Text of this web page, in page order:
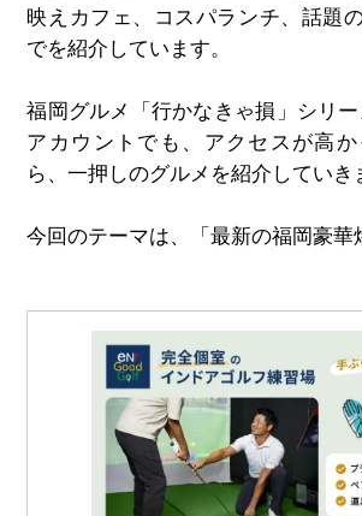
映えカフェ、コスパランチ、話題
でを紹介しています。
福岡グルメ「行かなきゃ損」シリ
アカウントでも、アクセスが高
ら、一押しのグルメを紹介していき
今回のテーマは、「最新の福岡豪華